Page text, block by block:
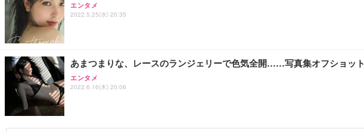
エンタメ
2022.5.25(水) 20:35
あまつまりな、レースのランジェリーで色気全開……写真集オフショット
エンタメ
2022.6.16(木) 20:06